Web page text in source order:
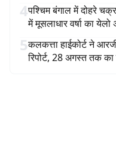
4पश्चिम बंगाल में दोहरे
में मूसलाधार वर्षा का येलो
5कलकत्ता हाईकोर्ट ने
रिपोर्ट, 28 अगस्त तक